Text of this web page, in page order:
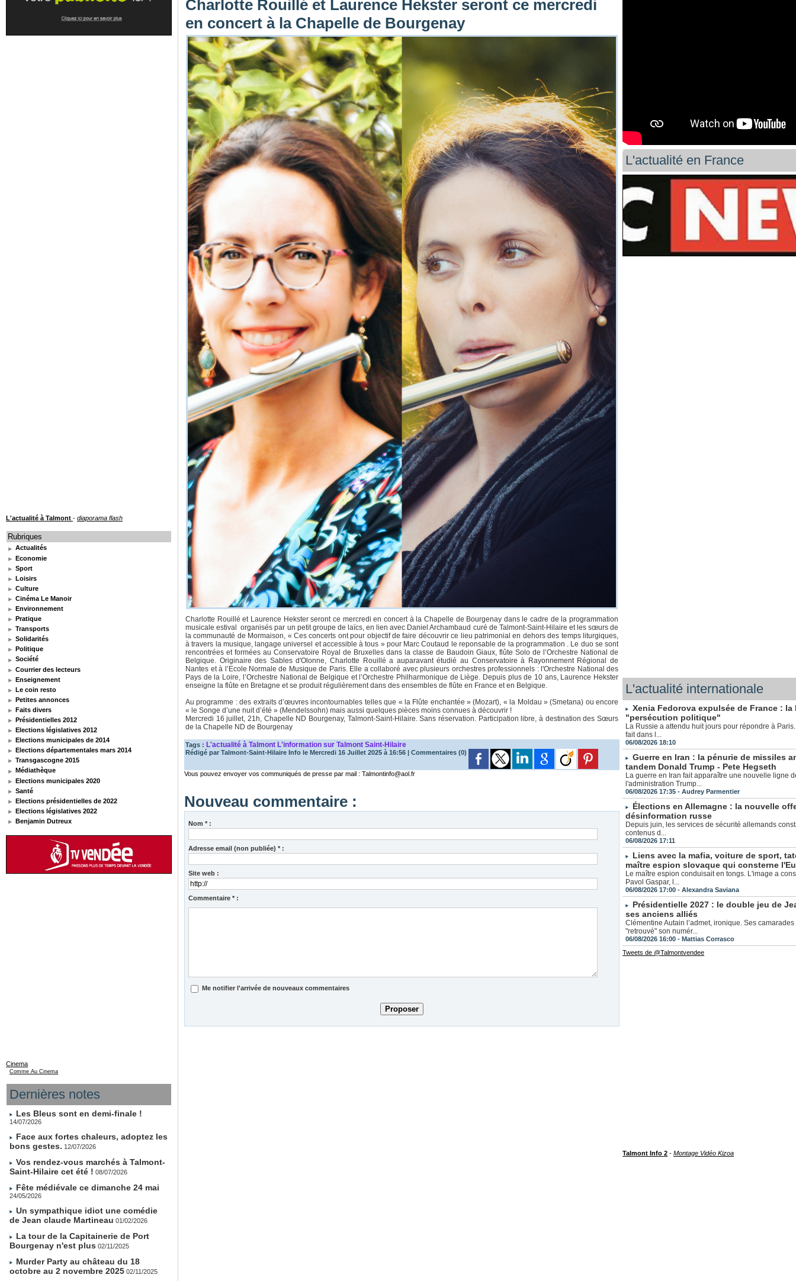
L'actualité à Talmont-diaporama flash
Rubriques
Actualités
Economie
Sport
Loisirs
Culture
Cinéma Le Manoir
Environnement
Pratique
Transports
Solidarités
Politique
Société
Courrier des lecteurs
Enseignement
Le coin resto
Petites annonces
Faits divers
Présidentielles 2012
Elections législatives 2012
Elections municipales de 2014
Elections départementales mars 2014
Transgascogne 2015
Médiathèque
Elections municipales 2020
Santé
Elections présidentielles de 2022
Elections législatives 2022
Benjamin Dutreux
Cinema
Comme Au Cinema
Dernières notes
Les Bleus sont en demi-finale !
14/07/2026
Face aux fortes chaleurs, adoptez les
bons gestes. 12/07/2026
Vos rendez-vous marchés à Talmont-
Saint-Hilaire cet été ! 08/07/2026
Fête médiévale ce dimanche 24 mai
24/05/2026
Un sympathique idiot une comédie
de Jean claude Martineau 01/02/2026
La tour de la Capitainerie de Port
Bourgenay n'est plus 02/11/2025
Murder Party au château du 18
octobre au 2 novembre 2025 02/11/2025
Charlotte Rouillé et Laurence Hekster seront ce mercredi
en concert à la Chapelle de Bourgenay
Charlotte Rouillé et Laurence Hekster seront ce mercredi en concert à la Chapelle de Bourgenay dans le cadre de la programmation
musicale estival organisés par un petit groupe de laïcs, en lien avec Daniel Archambaud curé de Talmont-Saint-Hilaire et les sœurs de
la communauté de Mormaison, « Ces concerts ont pour objectif de faire découvrir ce lieu patrimonial en dehors des temps liturgiques,
à travers la musique, langage universel et accessible à tous » pour Marc Coutaud le reponsable de la programmation . Le duo se sont
rencontrées et formées au Conservatoire Royal de Bruxelles dans la classe de Baudoin Giaux, flûte Solo de l’Orchestre National de
Belgique. Originaire des Sables d'Olonne, Charlotte Rouillé a auparavant étudié au Conservatoire à Rayonnement Régional de
Nantes et à l’Ecole Normale de Musique de Paris. Elle a collaboré avec plusieurs orchestres professionnels : l'Orchestre National des
Pays de la Loire, l’Orchestre National de Belgique et l’Orchestre Philharmonique de Liège. Depuis plus de 10 ans, Laurence Hekster
enseigne la flûte en Bretagne et se produit régulièrement dans des ensembles de flûte en France et en Belgique.
Au programme : des extraits d’œuvres incontournables telles que « la Flûte enchantée » (Mozart), « la Moldau » (Smetana) ou encore
« le Songe d’une nuit d’été » (Mendelssohn) mais aussi quelques pièces moins connues à découvrir !
Mercredi 16 juillet, 21h, Chapelle ND Bourgenay, Talmont-Saint-Hilaire. Sans réservation. Participation libre, à destination des Sœurs
de la Chapelle ND de Bourgenay
Tags : L'actualité à Talmont L'information sur Talmont Saint-Hilaire
Rédigé parTalmont-Saint-Hilaire Info le Mercredi 16 Juillet 2025 à 16:56 |Commentaires (0)
Vous pouvez envoyer vos communiqués de presse par mail : Talmontinfo@aol.fr
Nouveau commentaire :
Nom * :
Adresse email (non publiée) * :
Site web :
Commentaire * :
Me notifier l'arrivée de nouveaux commentaires
L'actualité en France
L'actualité internationale
Xenia Fedorova expulsée de France :
"persécution politique"
La Russie a attendu huit jours pour répondre à
fait dans l...
06/08/2026 18:10
Guerre en Iran : la pénurie de missiles
tandem Donald Trump - Pete Hegseth
La guerre en Iran fait apparaître une nouvelle ligne
l'administration Trump...
06/08/2026 17:35 -Audrey Parmentier
Élections en Allemagne : la nouvelle
désinformation russe
Depuis juin, les services de sécurité allemands
contenus d...
06/08/2026 17:11
Liens avec la mafia, voiture de sport,
maître espion slovaque qui consterne
Le maître espion conduisait en tongs. L'image a
Pavol Gaspar, l...
06/08/2026 17:00 -Alexandra Saviana
Présidentielle 2027 : le double jeu de
ses anciens alliés
Clémentine Autain l’admet, ironique. Ses camarades
"retrouvé" son numér...
06/08/2026 16:00 - Mattias Corrasco
Tweets de @Talmontvendee
Talmont Info 2 -Montage Vidéo Kizoa